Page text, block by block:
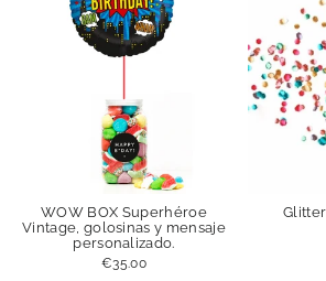
WOW BOX Superhéroe
Vintage, golosinas y mensaje
personalizado.
€35.00